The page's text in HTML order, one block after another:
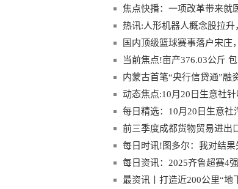
焦点快播：一项改革带来就
热讯:人形机器人概念股拉升
国内顶级篮球赛事落户宋庄
当前焦点!亩产376.03公斤
内蒙古首笔“央行信贷通”融
动态焦点:10月20日生意社
每日精选：10月20日生意社
前三季度成都货物贸易进出
每日时讯!图多尔：我对结
每日资讯：2025齐鲁超赛4
最资讯丨打造近200公里“地